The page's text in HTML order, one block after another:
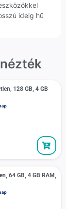
ideig hű
128 GB, 4 GB
64 GB, 4 GB RAM,